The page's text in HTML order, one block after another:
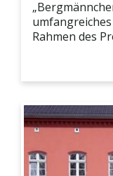
Rahmen des